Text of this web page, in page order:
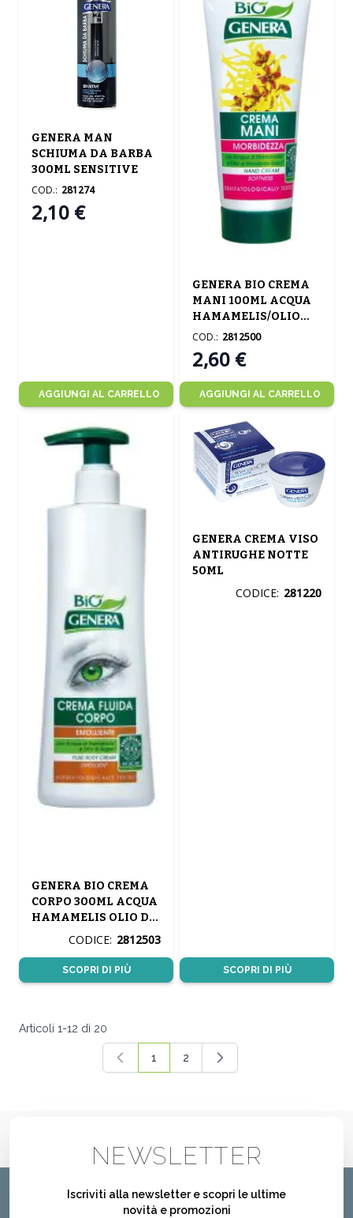
GENERA MAN
SCHIUMA DA BARBA
300ML SENSITIVE
2,10 €
COD.: 281274
AGGIUNGI AL CARRELLO
GENERA BIO CREMA
MANI 100ML ACQUA
HAMAMELIS/OLIO
MANDORLE
2,60 €
COD.: 2812500
AGGIUNGI AL CARRELLO
GENERA BIO CREMA
CORPO 300ML ACQUA
HAMAMELIS OLIO DI
ARGANCODICE: 2812503
SCOPRI DI PIÙ
GENERA CREMA VISO
ANTIRUGHE NOTTE
50ML
CODICE: 281220
SCOPRI DI PIÙ
Articoli 1-12 di 20
Attualmente stai leggendo la pagina
1
Pagina
2
NEWSLETTER
Iscriviti alla newsletter e scopri le ultime
novità e promozioni